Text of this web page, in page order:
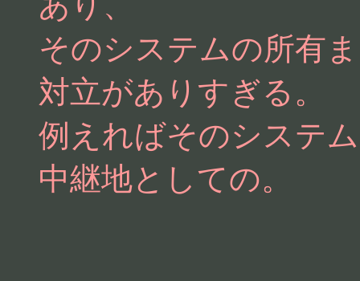
そのシステムの所有
対立がありすぎる。
例えればそのシステ
中継地としての。